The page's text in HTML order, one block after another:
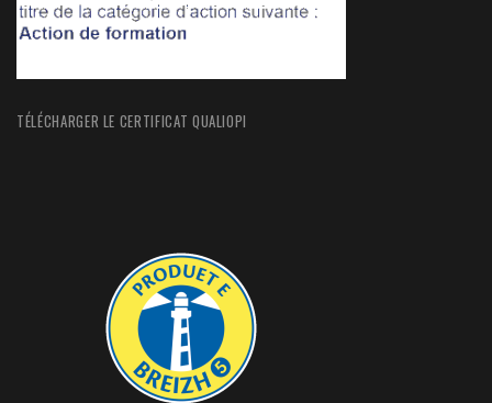
TÉLÉCHARGER LE CERTIFICAT QUALIOPI